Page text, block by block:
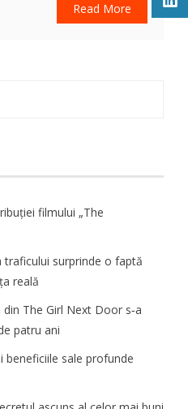
Read More
filmului „The
traficului surprinde o faptă
reală
The Girl Next Door s‑a
patru ani
beneficiile sale profunde